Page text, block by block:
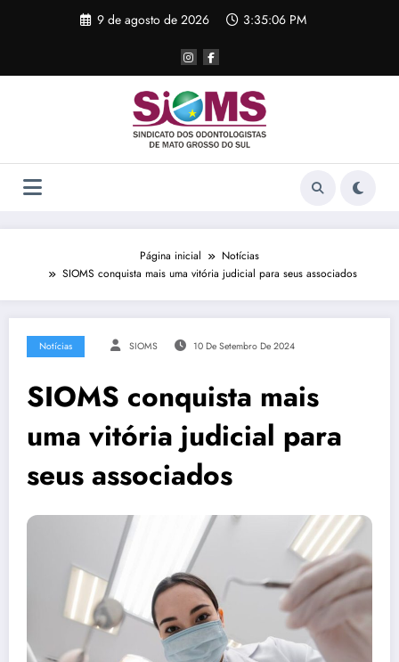
9 de agosto de 2026 3:35:06 PM
Página inicial
Notícias
SIOMS conquista mais uma vitória judicial para seus associados
Notícias SIOMS 10 De Setembro De 2024
SIOMS conquista mais
uma vitória judicial para
seus associados